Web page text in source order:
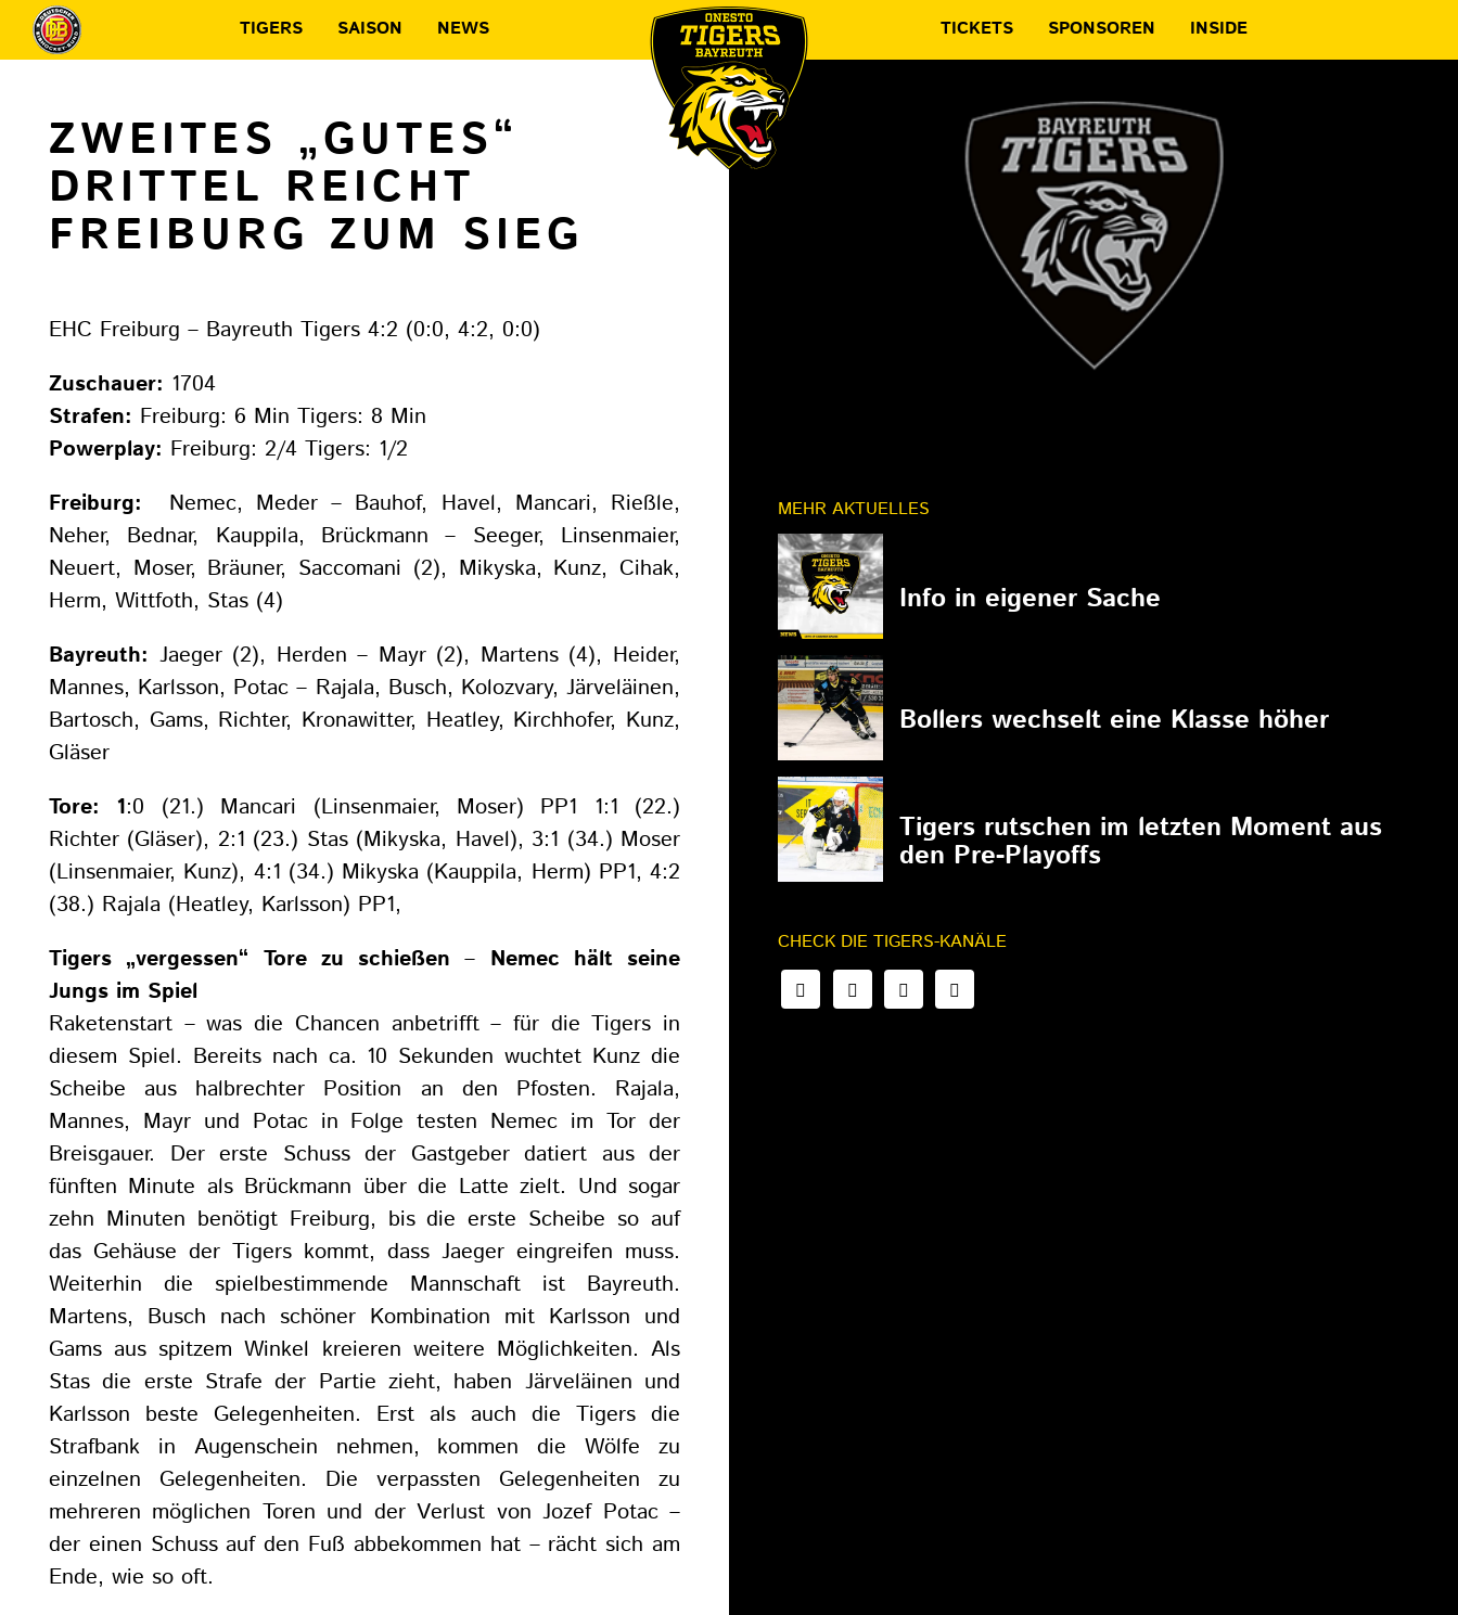
TIGERS SAISON NEWS TICKETS SPONSOREN INSIDE
ZWEITES „GUTES“
DRITTEL REICHT
FREIBURG ZUM SIEG
EHC Freiburg – Bayreuth Tigers 4:2 (0:0, 4:2, 0:0)
Zuschauer: 1704
Strafen: Freiburg: 6 Min Tigers: 8 Min
Powerplay: Freiburg: 2/4 Tigers: 1/2
Freiburg: Nemec, Meder – Bauhof, Havel, Mancari, Rießle,
Neher, Bednar, Kauppila, Brückmann – Seeger, Linsenmaier,
Neuert, Moser, Bräuner, Saccomani (2), Mikyska, Kunz, Cihak,
Herm, Wittfoth, Stas (4)
Bayreuth: Jaeger (2), Herden – Mayr (2), Martens (4), Heider,
Mannes, Karlsson, Potac – Rajala, Busch, Kolozvary, Järveläinen,
Bartosch, Gams, Richter, Kronawitter, Heatley, Kirchhofer, Kunz,
Gläser
Tore: 1:0 (21.) Mancari (Linsenmaier, Moser) PP1 1:1 (22.)
Richter (Gläser), 2:1 (23.) Stas (Mikyska, Havel), 3:1 (34.) Moser
(Linsenmaier, Kunz), 4:1 (34.) Mikyska (Kauppila, Herm) PP1, 4:2
(38.) Rajala (Heatley, Karlsson) PP1,
Tigers „vergessen“ Tore zu schießen – Nemec hält seine
Jungs im Spiel
Raketenstart – was die Chancen anbetrifft – für die Tigers in
diesem Spiel. Bereits nach ca. 10 Sekunden wuchtet Kunz die
Scheibe aus halbrechter Position an den Pfosten. Rajala,
Mannes, Mayr und Potac in Folge testen Nemec im Tor der
Breisgauer. Der erste Schuss der Gastgeber datiert aus der
fünften Minute als Brückmann über die Latte zielt. Und sogar
zehn Minuten benötigt Freiburg, bis die erste Scheibe so auf
das Gehäuse der Tigers kommt, dass Jaeger eingreifen muss.
Weiterhin die spielbestimmende Mannschaft ist Bayreuth.
Martens, Busch nach schöner Kombination mit Karlsson und
Gams aus spitzem Winkel kreieren weitere Möglichkeiten. Als
Stas die erste Strafe der Partie zieht, haben Järveläinen und
Karlsson beste Gelegenheiten. Erst als auch die Tigers die
Strafbank in Augenschein nehmen, kommen die Wölfe zu
einzelnen Gelegenheiten. Die verpassten Gelegenheiten zu
mehreren möglichen Toren und der Verlust von Jozef Potac –
der einen Schuss auf den Fuß abbekommen hat – rächt sich am
Ende, wie so oft.
MEHR AKTUELLES
Info in eigener Sache
Bollers wechselt eine Klasse höher
Tigers rutschen im letzten Moment aus
den Pre-Playoffs
CHECK DIE TIGERS-KANÄLE